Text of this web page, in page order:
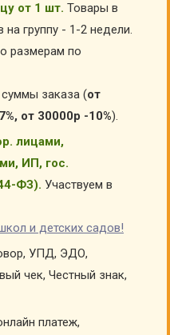
от 1 шт. Товары в
группу - 1-2 недели.
размерам по
заказа (от
от 30000р -10%).
лицами,
ИП, гос.
ФЗ). Участвуем в
и детских садов!
УПД, ЭДО,
чек, Честный знак,
платеж,